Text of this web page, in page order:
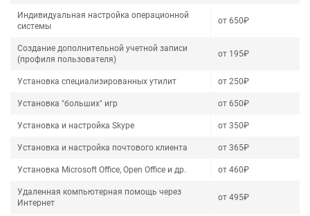
Индивидуальная настройка операционной
системы
от 650₽
Создание дополнительной учетной записи
(профиля пользователя)
от 195₽
Установка специализированных утилит от 250₽
Установка "больших" игр от 650₽
Установка и настройка Skype от 350₽
Установка и настройка почтового клиента от 365₽
Установка Microsoft Office, Open Office и др. от 460₽
Удаленная компьютерная помощь через
Интернет
от 495₽